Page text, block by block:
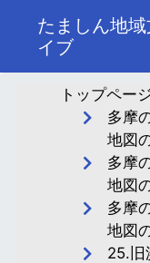
たましん地
イブ
トップペー
多摩
地図
多摩
地図
多摩
地図
25.旧